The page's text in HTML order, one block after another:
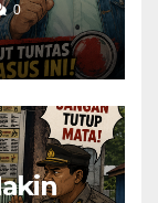
0